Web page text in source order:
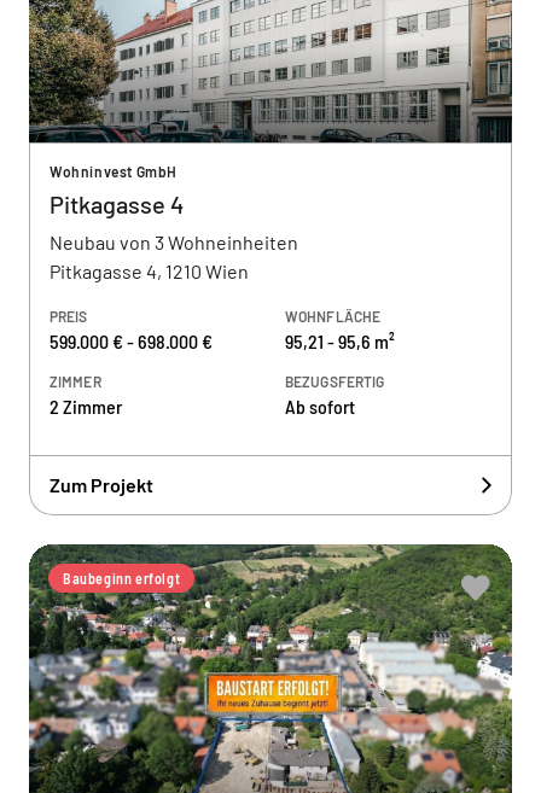
Wohninvest GmbH
Pitkagasse 4
Neubau von 3 Wohneinheiten
Pitkagasse 4, 1210 Wien
PREIS
599.000 € - 698.000 €
WOHNFLÄCHE
95,21 - 95,6 m²
ZIMMER
2 Zimmer
BEZUGSFERTIG
Ab sofort
Zum Projekt
Baubeginn erfolgt